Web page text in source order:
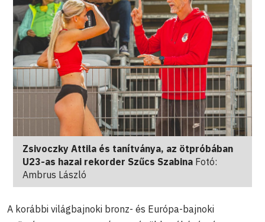
Zsivoczky Attila és tanítványa, az ötpróbában
U23-as hazai rekorder Szűcs Szabina Fotó:
Ambrus László
A korábbi világbajnoki bronz- és Európa-bajnoki